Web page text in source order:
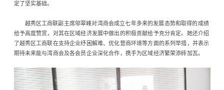
定了坚实基础。
越秀区工商联副主席邬翠峰对湾商会成立七年多来的发展态势和取得的成绩
给予高度赞赏，对其在区域经济发展中做出的积极贡献给予充分肯定。她还介绍
了越秀区工商联在支持企业纾困解难、优化营商环境等方面的系列举措，并表示
期待未来能与湾商会及各会员企业深化合作，携手为区域经济繁荣添砖加瓦。